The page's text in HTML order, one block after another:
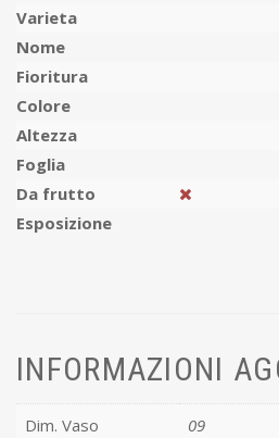
Varieta
Nome
Fioritura
Colore
Altezza
Foglia
Da frutto
Esposizione
INFORMAZIONI
Dim. Vaso 09